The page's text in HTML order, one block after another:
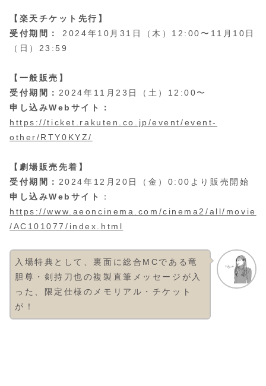
【楽天チケット先行】
受付期間：
2024年10月31日（木）12:00〜11月10日
（日）23:59
【一般販売】
受付期間： 2024年11月23日（土）12:00〜
申し込みWebサイト：
https://ticket.rakuten.co.jp/event/event-
other/RTY0KYZ/
【劇場販売先着】
受付期間： 2024年12月20日（金）0:00より販売開始
申し込みWebサイト
：
https://www.aeoncinema.com/cinema2/all/movie
/AC101077/index.html
入場特典として、裏面に総合MCである竜
胆尊・剣持刀也の複製直筆メッセージが入
った、限定仕様のメモリアル・チケット
が！